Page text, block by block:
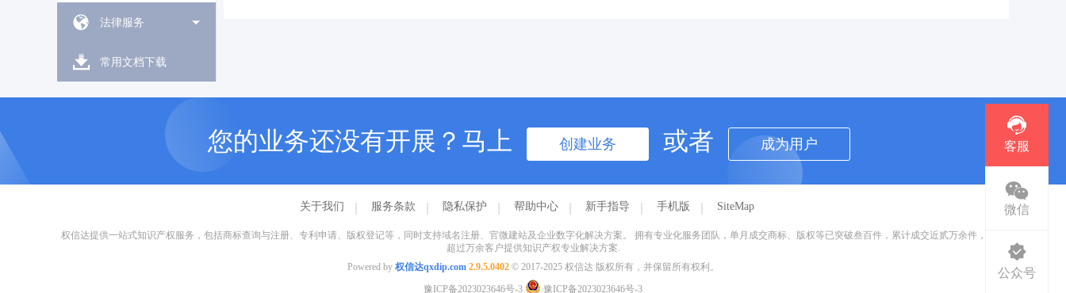
法律服务
常用文档下载
您的业务还没有开展？马上 创建业务 或者 成为用户
关于我们 服务条款 隐私保护 帮助中心 新手指导 手机版 SiteMap
权信达提供一站式知识产权服务，包括商标查询与注册、专利申请、版权登记等，同时支持域名注册、官微建站及企业数字化解决方案。 拥有专业化服务团队，单月成交商标、版权等已突破叁百件，累计成交近贰万余件，已为
超过万余客户提供知识产权专业解决方案.
Powered by 权信达qxdip.com 2.9.5.0402© 2017-2025 权信达 版权所有，并保留所有权利。
豫ICP备2023023646号-3
豫ICP备2023023646号-3
客服
微信
公众号